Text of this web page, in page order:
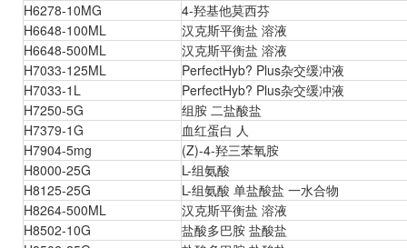
H6278-10MG
4-羟基他莫西芬
H6648-100ML
汉克斯平衡盐 溶液
H6648-500ML
汉克斯平衡盐 溶液
H7033-125ML
PerfectHyb? Plus杂交缓冲液
H7033-1L
PerfectHyb? Plus杂交缓冲液
H7250-5G
组胺 二盐酸盐
H7379-1G
血红蛋白 人
H7904-5mg
(Z)-4-羟三苯氧胺
H8000-25G
L-组氨酸
H8125-25G
L-组氨酸 单盐酸盐 一水合物
H8264-500ML
汉克斯平衡盐 溶液
H8502-10G
盐酸多巴胺 盐酸盐